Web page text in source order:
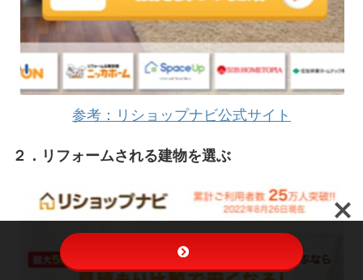
参考：リショップナビ公式サイト
２．リフォームされる建物を選ぶ